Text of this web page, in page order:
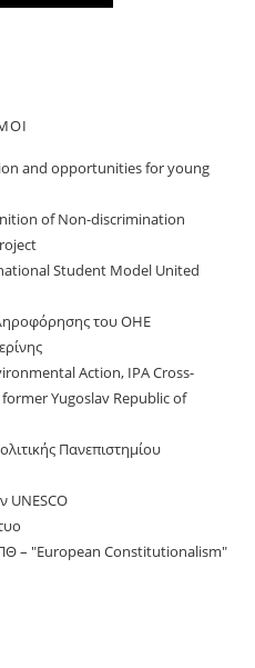
and opportunities for young
of Non-discrimination
Student Model United
του ΟΗΕ
Action, IPA Cross-
Yugoslav Republic of
Πανεπιστημίου
UNESCO
– "European Constitutionalism"